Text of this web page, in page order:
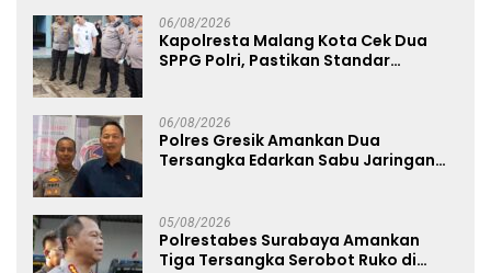
06/08/2026
Kapolresta Malang Kota Cek Dua
SPPG Polri, Pastikan Standar
06/08/2026
Polres Gresik Amankan Dua
Tersangka Edarkan Sabu Jaringan
05/08/2026
Polrestabes Surabaya Amankan
Tiga Tersangka Serobot Ruko di